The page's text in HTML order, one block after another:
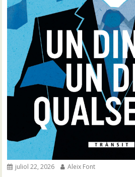
juliol 22, 2026 Aleix Font